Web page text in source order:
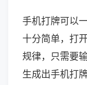
手机打牌可以
十分简单，打
规律，只需要
生成出手机打